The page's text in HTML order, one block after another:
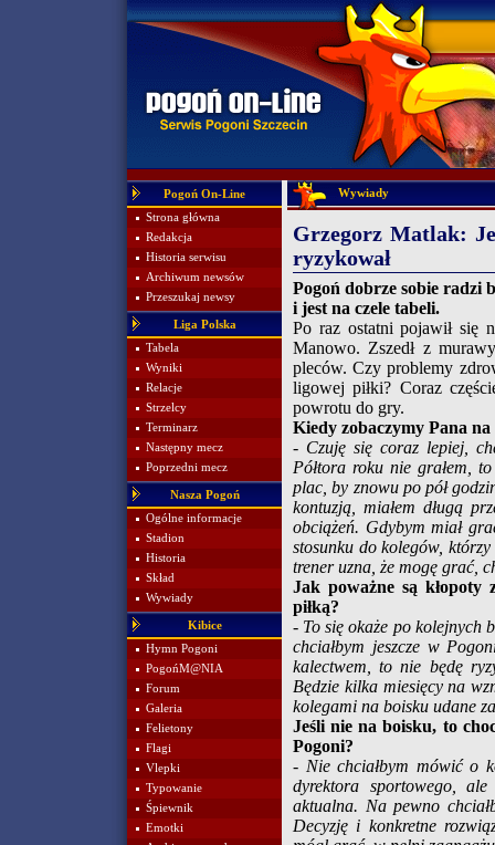
Pogoń On-Line
Strona główna
Redakcja
Historia serwisu
Archiwum newsów
Przeszukaj newsy
Liga Polska
Tabela
Wyniki
Relacje
Strzelcy
Terminarz
Następny mecz
Poprzedni mecz
Nasza Pogoń
Ogólne informacje
Stadion
Historia
Skład
Wywiady
Kibice
Hymn Pogoni
PogońM@NIA
Forum
Galeria
Felietony
Flagi
Vlepki
Typowanie
Śpiewnik
Emotki
Wywiady
Grzegorz Matlak:
ryzykował
Pogoń dobrze sobie radzi
i jest na czele tabeli.
Po raz ostatni pojawił się
Manowo. Zszedł z
pleców. Czy problemy
ligowej piłki? Coraz
powrotu do gry.
Kiedy zobaczymy Pana
- Czuję się coraz lepiej,
Półtora roku nie grałem,
plac, by znowu po pół
kontuzją, miałem długą
obciążeń. Gdybym miał
stosunku do kolegów,
trener uzna, że mogę grać,
Jak poważne są kłopoty
piłką?
- To się okaże po kolejnych
chciałbym jeszcze w
kalectwem, to nie będę
Będzie kilka miesięcy na
kolegami na boisku udane
Jeśli nie na boisku, to
Pogoni?
- Nie chciałbym mówić o
dyrektora sportowego,
aktualna. Na pewno
Decyzję i konkretne